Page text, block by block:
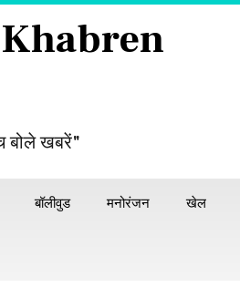
बोले खबरें"
बॉलीवुड मनोरंजन खेल